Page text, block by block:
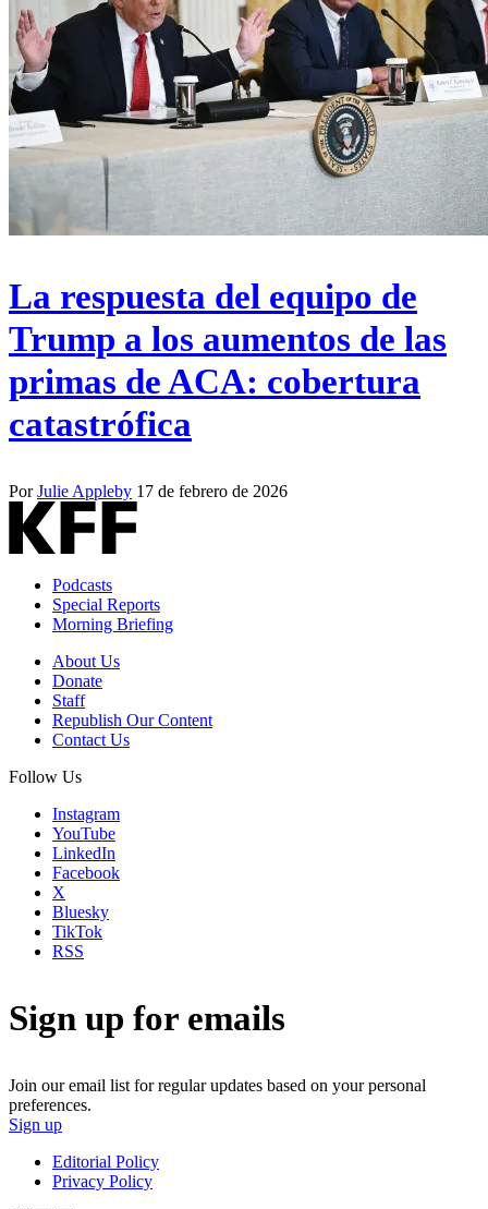
La respuesta del equipo de
Trump a los aumentos de las
primas de ACA: cobertura
catastrófica
PorJulie Appleby 17 de febrero de 2026
Podcasts
Special Reports
Morning Briefing
About Us
Donate
Staff
Republish Our Content
Contact Us
Follow Us
Instagram
YouTube
LinkedIn
Facebook
X
Bluesky
TikTok
RSS
Sign up for emails
Join our email list for regular updates based on your personal
preferences.
Sign up
Editorial Policy
Privacy Policy